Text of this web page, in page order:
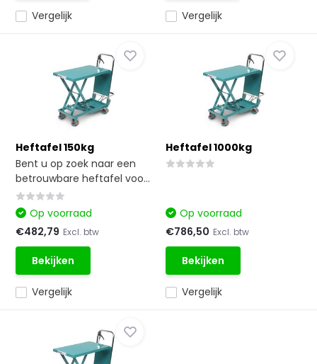
Vergelijk Vergelijk
Heftafel 150kg
Bent u op zoek naar een
betrouwbare heftafel voo...
Vergelijk
Op voorraad
€482,79 Excl. btw
Bekijken
Heftafel 1000kg
Vergelijk
Op voorraad
€786,50 Excl. btw
Bekijken